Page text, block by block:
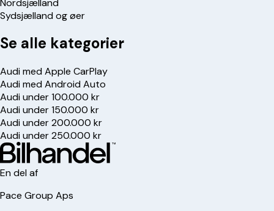
Sydsjælland og øer
Se alle kategorier
Audi med Apple CarPlay
Audi med Android Auto
Audi under 100.000 kr
Audi under 150.000 kr
Audi under 200.000 kr
Audi under 250.000 kr
En del af
Pace Group Aps